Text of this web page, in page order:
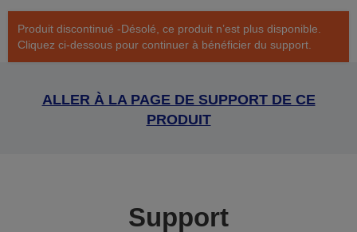
Produit discontinué -Désolé, ce produit n’est plus disponible.
Cliquez ci-dessous pour continuer à bénéficier du support.
ALLER À LA PAGE DE SUPPORT DE CE
PRODUIT
Support